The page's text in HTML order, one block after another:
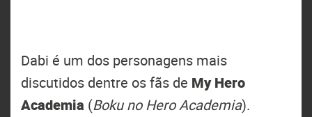
Dabi é um dos personagens mais
discutidos dentre os fãs de My Hero
Academia (Boku no Hero Academia).